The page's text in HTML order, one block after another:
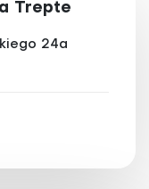
Trepte
24a